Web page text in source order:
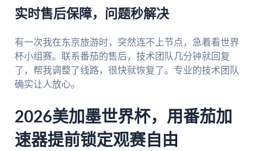
实时售后保障，问题秒解决
有一次我在东京旅游时，突然连不上节点，急着看世界
杯小组赛。联系番茄的售后，技术团队几分钟就回复
了，帮我调整了线路，很快就恢复了。专业的技术团队
确实让人放心。
2026美加墨世界杯，用番茄加
速器提前锁定观赛自由